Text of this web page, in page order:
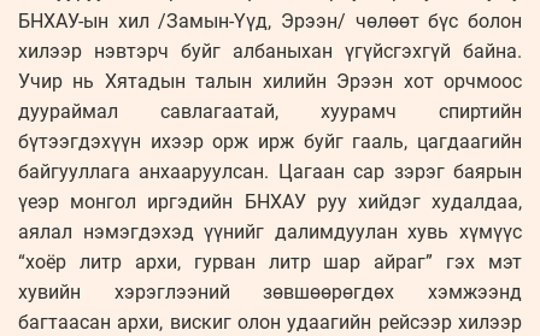
БНХАУ-ын хил /Замын-Үүд, Эрээн/ чөлөөт бүс болон
хилээр нэвтэрч буйг албаныхан үгүйсгэхгүй байна.
Учир нь Хятадын талын хилийн Эрээн хот орчмоос
дуураймал савлагаатай, хуурамч спиртийн
бүтээгдэхүүн ихээр орж ирж буйг гааль, цагдаагийн
байгууллага анхааруулсан. Цагаан сар зэрэг баярын
үеэр монгол иргэдийн БНХАУ руу хийдэг худалдаа,
аялал нэмэгдэхэд үүнийг далимдуулан хувь хүмүүс
“хоёр литр архи, гурван литр шар айраг” гэх мэт
хувийн хэрэглээний зөвшөөрөгдөх хэмжээнд
багтаасан архи, вискиг олон удаагийн рейсээр хилээр